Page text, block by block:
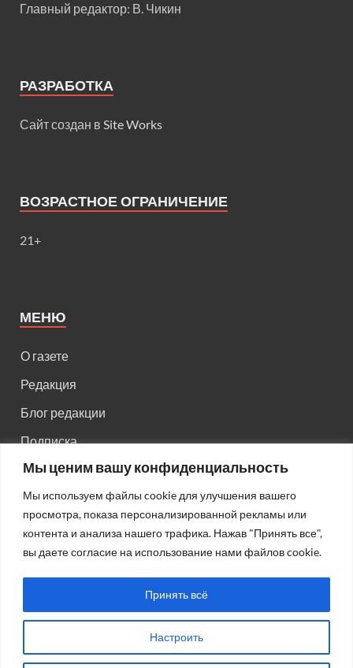
Мы ценим вашу конфиденциальность
Мы используем файлы cookie для улучшения вашего
просмотра, показа персонализированной рекламы или
контента и анализа нашего трафика. Нажав "Принять все",
вы даете согласие на использование нами файлов cookie.
Настроить
Принять всё
Главный редактор: В. Чикин
РАЗРАБОТКА
Сайт создан в Site Works
ВОЗРАСТНОЕ ОГРАНИЧЕНИЕ
21+
МЕНЮ
О газете
Редакция
Блог редакции
Подписка
Правила поведения на сайте
Реклама
Старый сайт
Старый HTML сайт